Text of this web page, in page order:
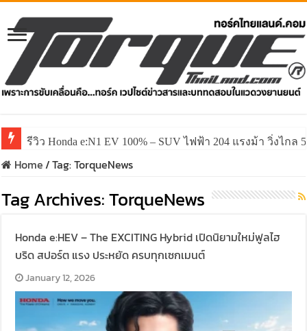
รีวิว Honda e:N1 EV 100% – SUV ไฟฟ้า 204 แรงม้า วิ่งไกล
รีวิว ลองขับ All New GWM HAVAL H6 ปรับโฉมหน้าใหม่
Home/Tag:TorqueNews
Tag Archives:TorqueNews
Honda e:HEV – The EXCITING Hybrid เปิดนิยามใหม่ฟูลไฮ
บริด สปอร์ต แรง ประหยัด ครบทุกเซกเมนต์
January 12, 2026